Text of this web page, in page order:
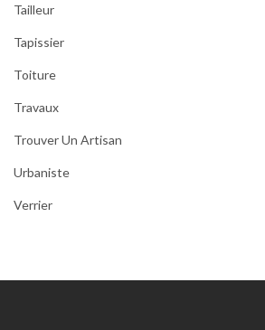
Tailleur
Tapissier
Toiture
Travaux
Trouver Un Artisan
Urbaniste
Verrier